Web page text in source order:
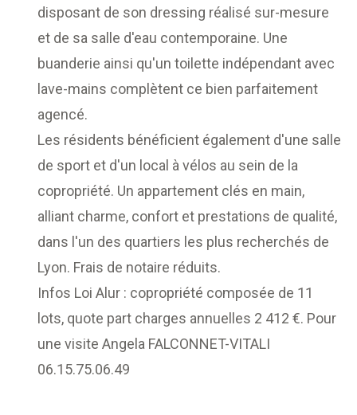
disposant de son dressing réalisé sur-mesure
et de sa salle d'eau contemporaine. Une
buanderie ainsi qu'un toilette indépendant avec
lave-mains complètent ce bien parfaitement
agencé.
Les résidents bénéficient également d'une salle
de sport et d'un local à vélos au sein de la
copropriété. Un appartement clés en main,
alliant charme, confort et prestations de qualité,
dans l'un des quartiers les plus recherchés de
Lyon. Frais de notaire réduits.
Infos Loi Alur : copropriété composée de 11
lots, quote part charges annuelles 2 412 €. Pour
une visite Angela FALCONNET-VITALI
06.15.75.06.49